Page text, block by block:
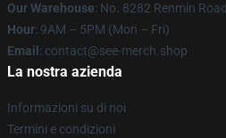
Our Warehouse: No. 8282 Renmin
Hour: 9AM – 5PM (Mon – Fri)
Email : contact@see-merch.shop
La nostra azienda
Informazioni su di noi
Termini e condizioni